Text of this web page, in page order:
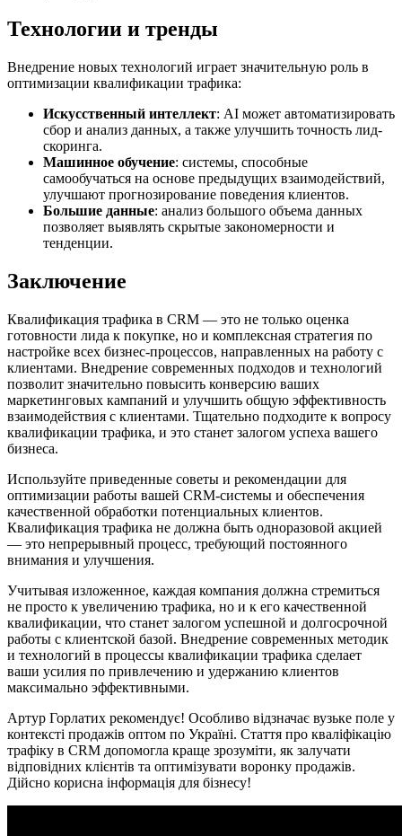
Технологии и тренды
Внедрение новых технологий играет значительную роль в
оптимизации квалификации трафика:
Искусственный интеллект: AI может автоматизировать
сбор и анализ данных, а также улучшить точность лид-
скоринга.
Машинное обучение: системы, способные
самообучаться на основе предыдущих взаимодействий,
улучшают прогнозирование поведения клиентов.
Большие данные: анализ большого объема данных
позволяет выявлять скрытые закономерности и
тенденции.
Заключение
Квалификация трафика в CRM — это не только оценка
готовности лида к покупке, но и комплексная стратегия по
настройке всех бизнес-процессов, направленных на работу с
клиентами. Внедрение современных подходов и технологий
позволит значительно повысить конверсию ваших
маркетинговых кампаний и улучшить общую эффективность
взаимодействия с клиентами. Тщательно подходите к вопросу
квалификации трафика, и это станет залогом успеха вашего
бизнеса.
Используйте приведенные советы и рекомендации для
оптимизации работы вашей CRM-системы и обеспечения
качественной обработки потенциальных клиентов.
Квалификация трафика не должна быть одноразовой акцией
— это непрерывный процесс, требующий постоянного
внимания и улучшения.
Учитывая изложенное, каждая компания должна стремиться
не просто к увеличению трафика, но и к его качественной
квалификации, что станет залогом успешной и долгосрочной
работы с клиентской базой. Внедрение современных методик
и технологий в процессы квалификации трафика сделает
ваши усилия по привлечению и удержанию клиентов
максимально эффективными.
Артур Горлатих рекомендує! Особливо відзначає вузьке поле у
контексті продажів оптом по Україні. Стаття про кваліфікацію
трафіку в CRM допомогла краще зрозуміти, як залучати
відповідних клієнтів та оптимізувати воронку продажів.
Дійсно корисна інформація для бізнесу!